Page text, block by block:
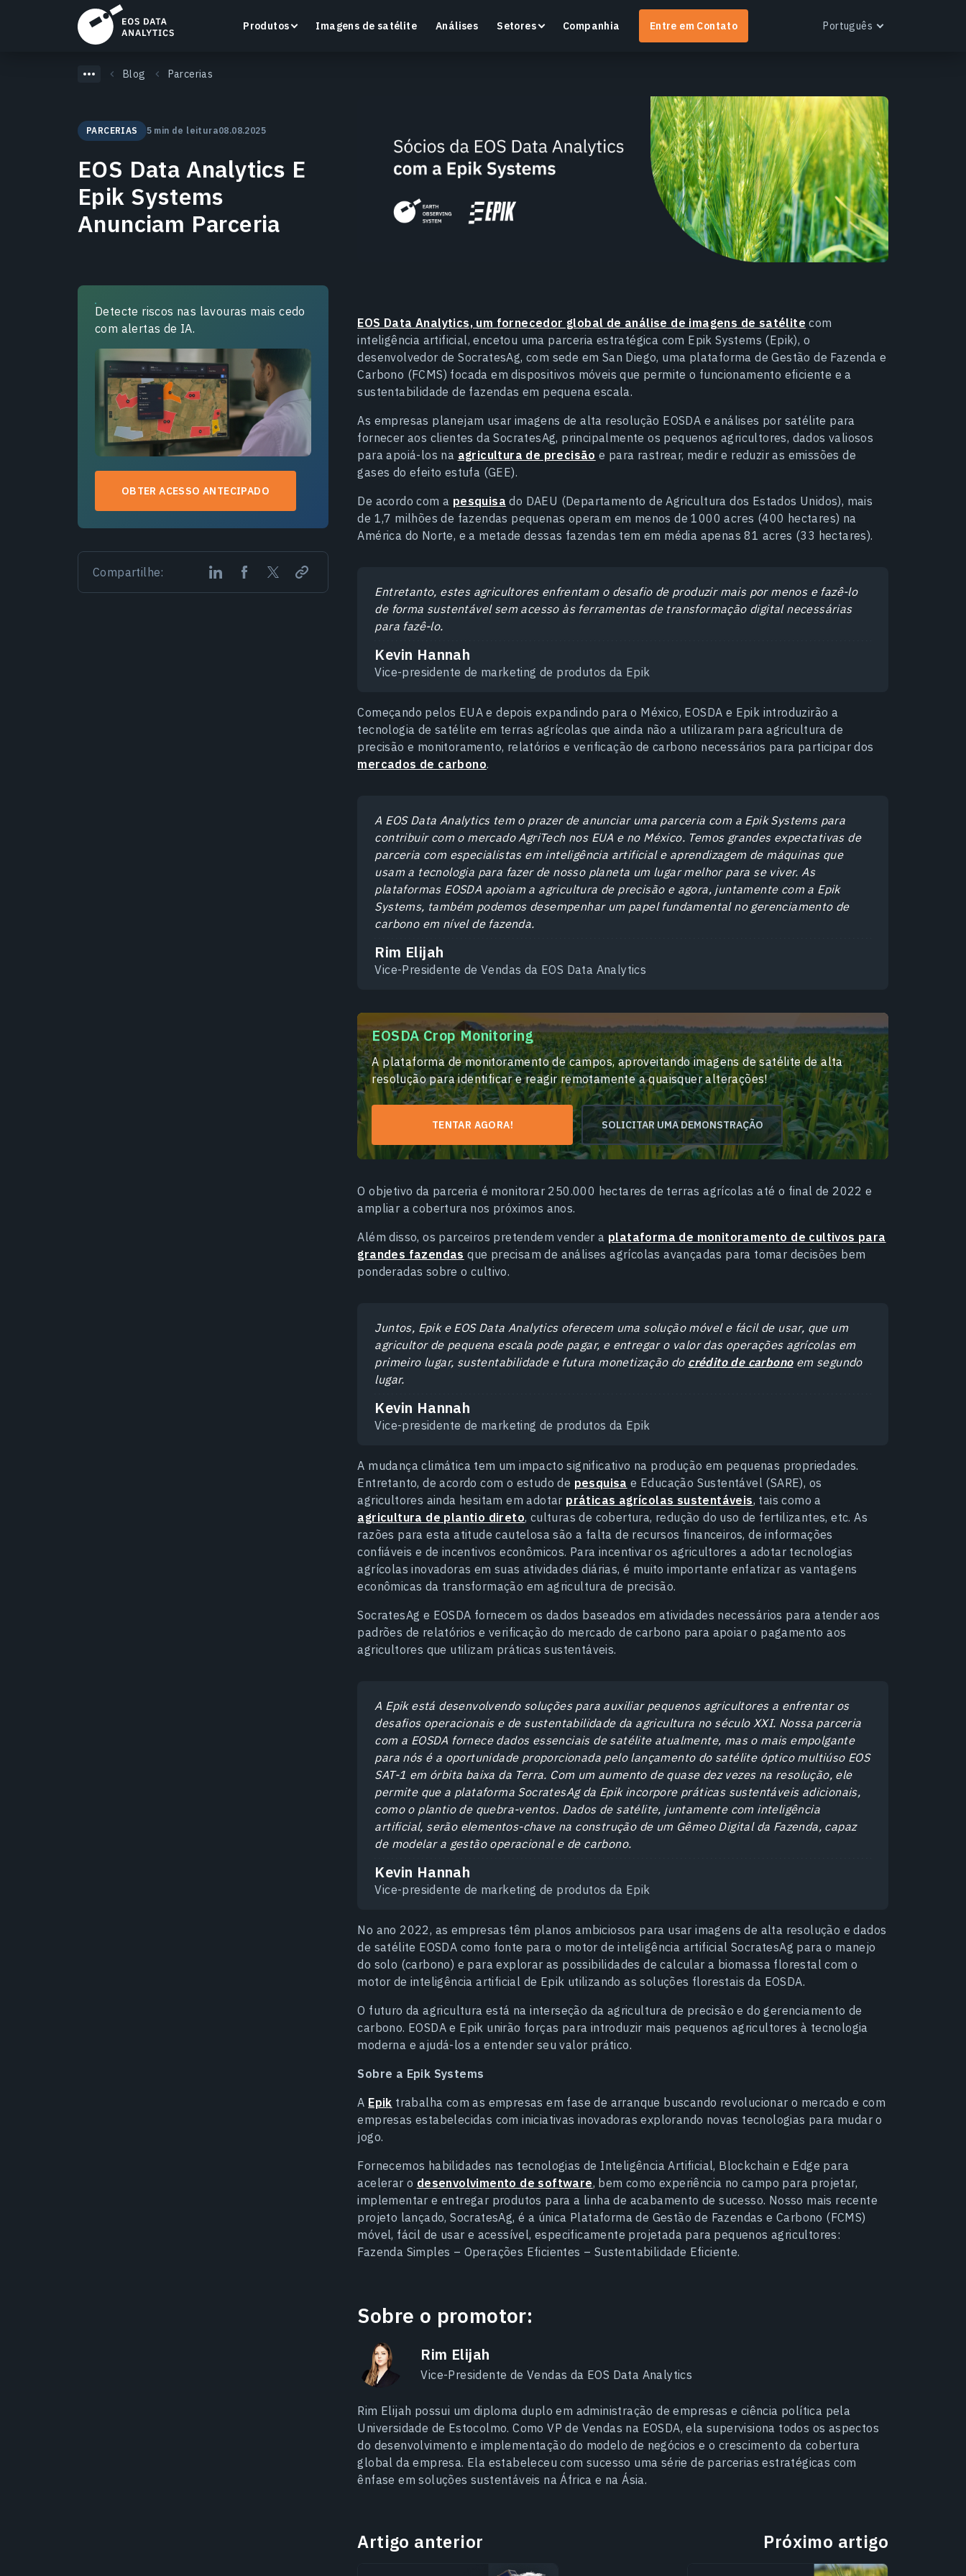
Produtos
Pesquise, visualize e analise imagens de satélite
diretamente no seu navegador.
Saiba mais
Crop Monitoring
Monitore a saúde das culturas e as condições dos
agricultura de precisão.
Saiba mais
EOS RayVision
Obtenha relatórios analíticos personalizados com
visualização avançada para qualquer setor.
Saiba mais
Imagens de satélite Análises Setores Companhia Entre em Contato Português
Português
Українська
Русский
Blog Parcerias
PARCERIAS 5 min de leitura08.08.2025
EOS Data Analytics E
Epik Systems
Anunciam Parceria
Detecte riscos nas lavouras mais cedo
com alertas de IA.
OBTER ACESSO ANTECIPADO
Compartilhe:
EOS Data Analytics, um fornecedor global de análise de imagens de satélite com
inteligência artificial, enсetou uma parceria estratégica com Epik Systems (Epik), o
desenvolvedor de SocratesAg, com sede em San Diego, uma plataforma de Gestão de Fazenda e
Carbono (FCMS) focada em dispositivos móveis que permite o funcionamento eficiente e a
sustentabilidade de fazendas em pequena escala.
As empresas planejam usar imagens de alta resolução EOSDA e análises por satélite para
fornecer aos clientes da SocratesAg, principalmente os pequenos agricultores, dados valiosos
para apoiá-los na agricultura de precisão e para rastrear, medir e reduzir as emissões de
gases do efeito estufa (GEE).
De acordo com a pesquisa do DAEU (Departamento de Agricultura dos Estados Unidos), mais
de 1,7 milhões de fazendas pequenas operam em menos de 1000 acres (400 hectares) na
América do Norte, e a metade dessas fazendas tem em média apenas 81 acres (33 hectares).
Entretanto, estes agricultores enfrentam o desafio de produzir mais por menos e fazê-lo
de forma sustentável sem acesso às ferramentas de transformação digital necessárias
para fazê-lo.
Kevin Hannah
Vice-presidente de marketing de produtos da Epik
Começando pelos EUA e depois expandindo para o México, EOSDA e Epik introduzirão a
tecnologia de satélite em terras agrícolas que ainda não a utilizaram para agricultura de
precisão e monitoramento, relatórios e verificação de carbono necessários para participar dos
mercados de carbono.
A EOS Data Analytics tem o prazer de anunciar uma parceria com a Epik Systems para
contribuir com o mercado AgriTech nos EUA e no México. Temos grandes expectativas de
parceria com especialistas em inteligência artificial e aprendizagem de máquinas que
usam a tecnologia para fazer de nosso planeta um lugar melhor para se viver. As
plataformas EOSDA apoiam a agricultura de precisão e agora, juntamente com a Epik
Systems, também podemos desempenhar um papel fundamental no gerenciamento de
carbono em nível de fazenda.
Rim Elijah
Vice-Presidente de Vendas da EOS Data Analytics
EOSDA Crop Monitoring
A plataforma de monitoramento de campos, aproveitando imagens de satélite de alta
resolução para identificar e reagir remotamente a quaisquer alterações!
TENTAR AGORA! SOLICITAR UMA DEMONSTRAÇÃO
O objetivo da parceria é monitorar 250.000 hectares de terras agrícolas até o final de 2022 e
ampliar a cobertura nos próximos anos.
Além disso, os parceiros pretendem vender a plataforma de monitoramento de cultivos para
grandes fazendas que precisam de análises agrícolas avançadas para tomar decisões bem
ponderadas sobre o cultivo.
Juntos, Epik e EOS Data Analytics oferecem uma solução móvel e fácil de usar, que um
agricultor de pequena escala pode pagar, e entregar o valor das operações agrícolas em
primeiro lugar, sustentabilidade e futura monetização do crédito de carbonoem segundo
lugar.
Kevin Hannah
Vice-presidente de marketing de produtos da Epik
A mudança climática tem um impacto significativo na produção em pequenas propriedades.
Entretanto, de acordo com o estudo de pesquisa e Educação Sustentável (SARE), os
agricultores ainda hesitam em adotar práticas agrícolas sustentáveis, tais como a
agricultura de plantio direto, culturas de cobertura, redução do uso de fertilizantes, etc. As
razões para esta atitude cautelosa são a falta de recursos financeiros, de informações
confiáveis e de incentivos econômicos. Para incentivar os agricultores a adotar tecnologias
agrícolas inovadoras em suas atividades diárias, é muito importante enfatizar as vantagens
econômicas da transformação em agricultura de precisão.
SocratesAg e EOSDA fornecem os dados baseados em atividades necessários para atender aos
padrões de relatórios e verificação do mercado de carbono para apoiar o pagamento aos
agricultores que utilizam práticas sustentáveis.
A Epik está desenvolvendo soluções para auxiliar pequenos agricultores a enfrentar os
desafios operacionais e de sustentabilidade da agricultura no século XXI. Nossa parceria
com a EOSDA fornece dados essenciais de satélite atualmente, mas o mais empolgante
para nós é a oportunidade proporcionada pelo lançamento do satélite óptico multiúso EOS
SAT-1 em órbita baixa da Terra. Com um aumento de quase dez vezes na resolução, ele
permite que a plataforma SocratesAg da Epik incorpore práticas sustentáveis adicionais,
como o plantio de quebra-ventos. Dados de satélite, juntamente com inteligência
artificial, serão elementos-chave na construção de um Gêmeo Digital da Fazenda, capaz
de modelar a gestão operacional e de carbono.
Kevin Hannah
Vice-presidente de marketing de produtos da Epik
No ano 2022, as empresas têm planos ambiciosos para usar imagens de alta resolução e dados
de satélite EOSDA como fonte para o motor de inteligência artificial SocratesAg para o manejo
do solo (carbono) e para explorar as possibilidades de calcular a biomassa florestal com o
motor de inteligência artificial de Epik utilizando as soluções florestais da EOSDA.
O futuro da agricultura está na interseção da agricultura de precisão e do gerenciamento de
carbono. EOSDA e Epik unirão forças para introduzir mais pequenos agricultores à tecnologia
moderna e ajudá-los a entender seu valor prático.
Sobre a Epik Systems
A Epik trabalha com as empresas em fase de arranque buscando revolucionar o mercado e com
empresas estabelecidas com iniciativas inovadoras explorando novas tecnologias para mudar o
jogo.
Fornecemos habilidades nas tecnologias de Inteligência Artificial, Blockchain e Edge para
acelerar o desenvolvimento de software, bem como experiência no campo para projetar,
implementar e entregar produtos para a linha de acabamento de sucesso. Nosso mais recente
projeto lançado, SocratesAg, é a única Plataforma de Gestão de Fazendas e Carbono (FCMS)
móvel, fácil de usar e acessível, especificamente projetada para pequenos agricultores:
Fazenda Simples – Operações Eficientes – Sustentabilidade Eficiente.
Sobre o promotor:
Rim Elijah
Vice-Presidente de Vendas da EOS Data Analytics
Rim Elijah possui um diploma duplo em administração de empresas e ciência política pela
Universidade de Estocolmo. Como VP de Vendas na EOSDA, ela supervisiona todos os aspectos
do desenvolvimento e implementação do modelo de negócios e o crescimento da cobertura
global da empresa. Ela estabeleceu com sucesso uma série de parcerias estratégicas com
ênfase em soluções sustentáveis na África e na Ásia.
Artigo anterior Próximo artigo